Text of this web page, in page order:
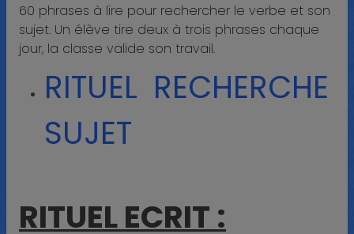
60 phrases à lire pour rechercher le verbe et son
sujet. Un élève tire deux à trois phrases chaque
jour, la classe valide son travail.
RITUEL RECHERCHE
SUJET
RITUEL ECRIT :